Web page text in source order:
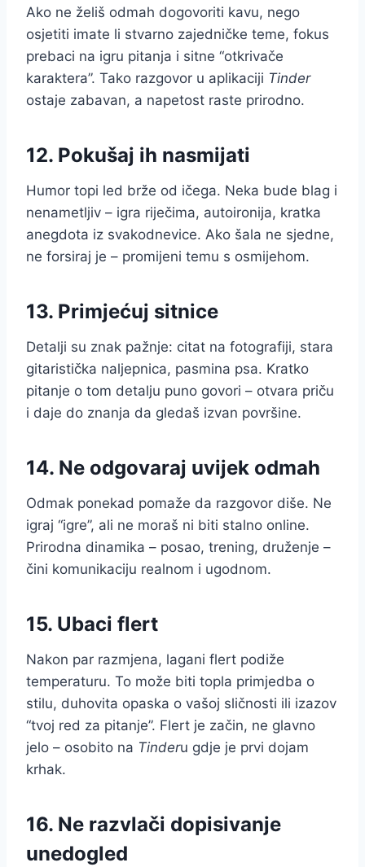
Ako ne želiš odmah dogovoriti kavu, nego
osjetiti imate li stvarno zajedničke teme, fokus
prebaci na igru pitanja i sitne “otkrivače
karaktera”. Tako razgovor u aplikaciji Tinder
ostaje zabavan, a napetost raste prirodno.
12. Pokušaj ih nasmijati
Humor topi led brže od ičega. Neka bude blag i
nenametljiv – igra riječima, autoironija, kratka
anegdota iz svakodnevice. Ako šala ne sjedne,
ne forsiraj je – promijeni temu s osmijehom.
13. Primjećuj sitnice
Detalji su znak pažnje: citat na fotografiji, stara
gitaristička naljepnica, pasmina psa. Kratko
pitanje o tom detalju puno govori – otvara priču
i daje do znanja da gledaš izvan površine.
14. Ne odgovaraj uvijek odmah
Odmak ponekad pomaže da razgovor diše. Ne
igraj “igre”, ali ne moraš ni biti stalno online.
Prirodna dinamika – posao, trening, druženje –
čini komunikaciju realnom i ugodnom.
15. Ubaci flert
Nakon par razmjena, lagani flert podiže
temperaturu. To može biti topla primjedba o
stilu, duhovita opaska o vašoj sličnosti ili izazov
“tvoj red za pitanje”. Flert je začin, ne glavno
jelo – osobito na Tinderu gdje je prvi dojam
krhak.
16. Ne razvlači dopisivanje
unedogled